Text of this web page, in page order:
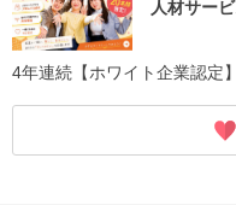
人材サー
4年連続【ホワイト企業認定